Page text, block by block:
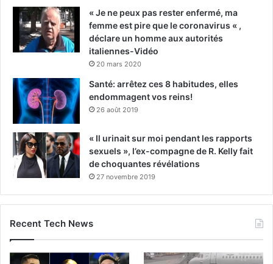
« Je ne peux pas rester enfermé, ma
femme est pire que le coronavirus « ,
déclare un homme aux autorités
italiennes-Vidéo
20 mars 2020
Santé: arrêtez ces 8 habitudes, elles
endommagent vos reins!
26 août 2019
« Il urinait sur moi pendant les rapports
sexuels », l’ex-compagne de R. Kelly fait
de choquantes révélations
27 novembre 2019
Recent Tech News